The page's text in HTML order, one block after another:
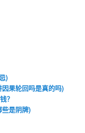
)
果轮回吗是真的吗)
？
是阴牌)